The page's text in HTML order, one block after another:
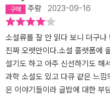
고 자신의 감정을 자각하게 된 안
서 발생한 10월의 비극을 아련하
직녀의 뜨개 교실 / 루주아
어느 날 마을 변두리에 정착한
새로운 옷을 만드는 놀라운 기술
선공은 11월에 새로운 취미를 시
주랑 2023-09-16
소설류를 잘 안 읽다 보니 더구
진짜 오랫만이다.소설 플랫폼에
설기도 하고 아주 신선하기도 해
과학 소설도 있고 다큐 같은 느
은 이야기들이라 글밥에 대한 부